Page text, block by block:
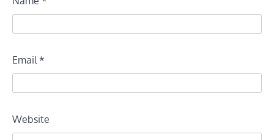
Email*
Website